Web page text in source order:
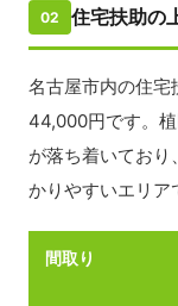
02 住宅扶助の
名古屋市内の住
44,000円です。
が落ち着いてお
かりやすいエリア
間取り